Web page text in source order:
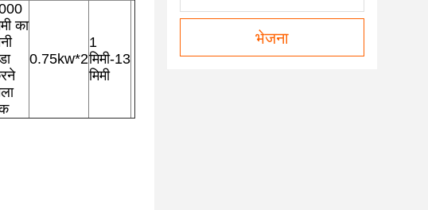
का
0.75kw*2
1
मिमी-13
मिमी
भेजना